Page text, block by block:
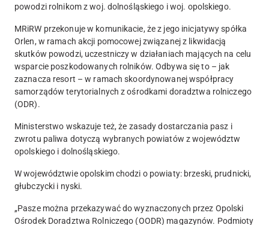
powodzi rolnikom z woj. dolnośląskiego i woj. opolskiego.
MRiRW przekonuje w komunikacie, że z jego inicjatywy spółka
Orlen, w ramach akcji pomocowej związanej z likwidacją
skutków powodzi, uczestniczy w działaniach mających na celu
wsparcie poszkodowanych rolników. Odbywa się to – jak
zaznacza resort – w ramach skoordynowanej współpracy
samorządów terytorialnych z ośrodkami doradztwa rolniczego
(ODR).
Ministerstwo wskazuje też, że zasady dostarczania pasz i
zwrotu paliwa dotyczą wybranych powiatów z województw
opolskiego i dolnośląskiego.
W województwie opolskim chodzi o powiaty: brzeski, prudnicki,
głubczycki i nyski.
„Pasze można przekazywać do wyznaczonych przez Opolski
Ośrodek Doradztwa Rolniczego (OODR) magazynów. Podmioty